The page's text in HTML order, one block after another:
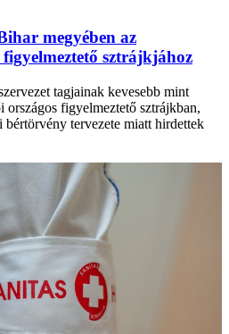
megyében az
figyelmeztető sztrájkjához
tagjainak kevesebb mint
országos figyelmeztető sztrájkban,
tervezete miatt hirdettek